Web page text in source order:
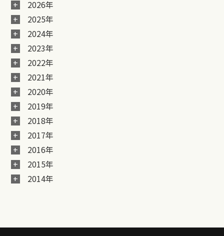
2026年
2025年
2024年
2023年
2022年
2021年
2020年
2019年
2018年
2017年
2016年
2015年
2014年